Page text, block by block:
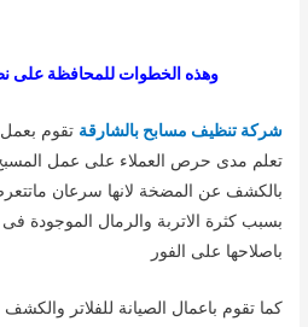
وهذه الخطوات للمحافظة على
شركة تنظيف مسابح بالشارقة تقوم بعمل
تعلم مدى حرص العملاء على عمل
بالكشف عن المضخة لانها سرعان
بسبب كثرة الاتربة والرمال الموجودة
باصلاحها على الفور
كما تقوم باعمال الصيانة للفلاتر